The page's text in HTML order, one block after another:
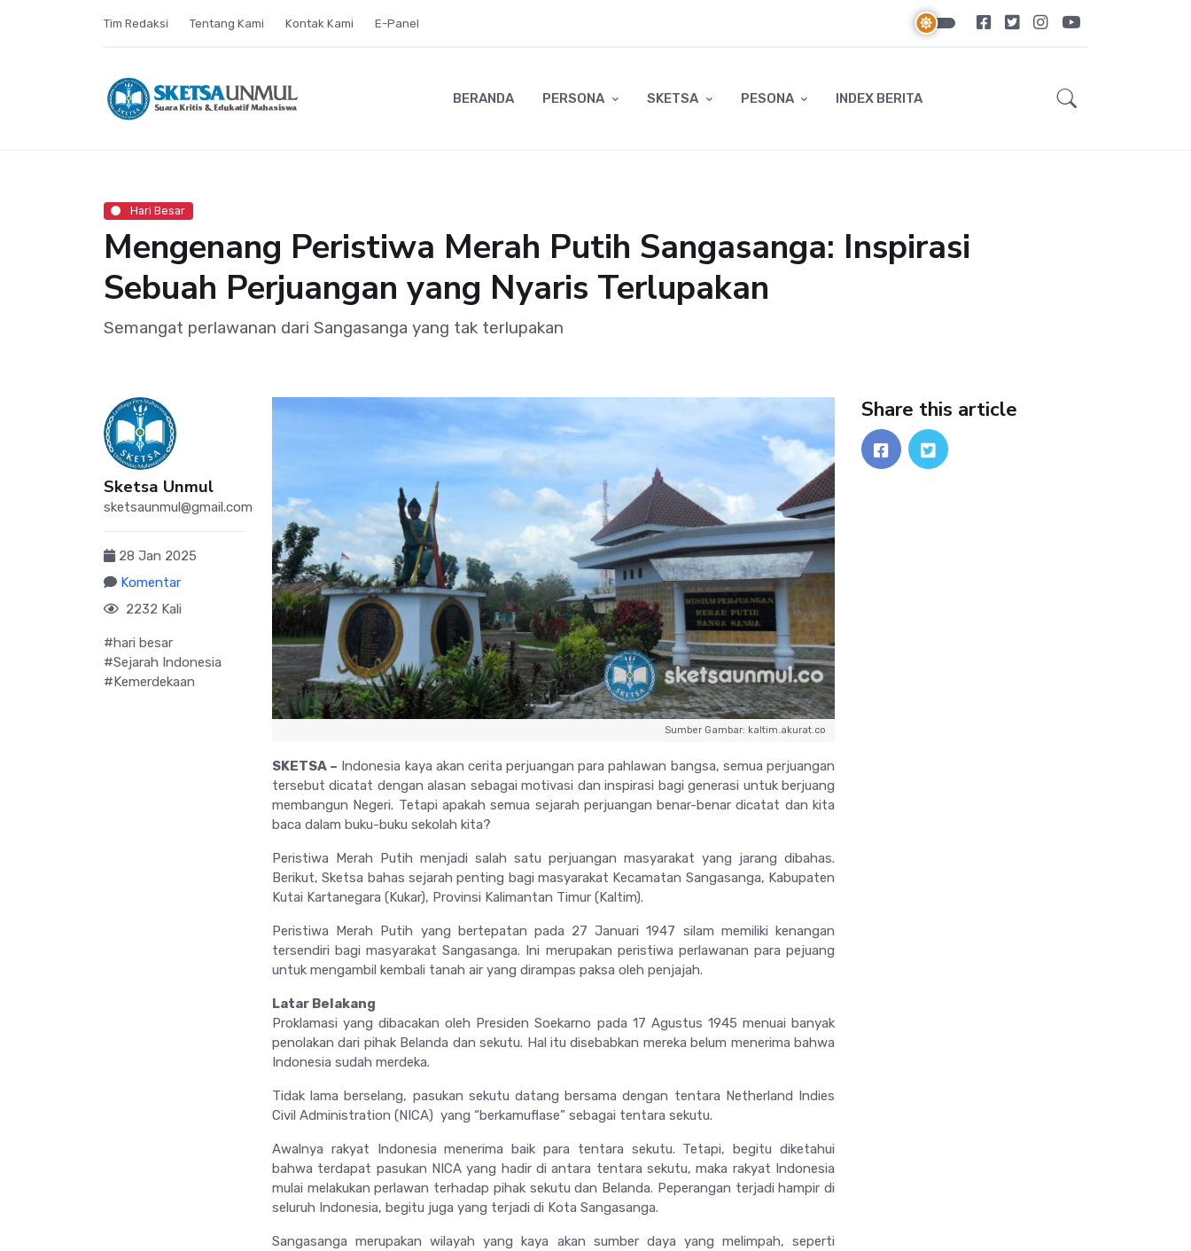
Tim Redaksi Tentang Kami Kontak Kami E-Panel
BERANDA PERSONA SKETSA PESONA INDEX BERITA
Hari Besar
Mengenang Peristiwa Merah Putih Sangasanga: Inspirasi
Sebuah Perjuangan yang Nyaris Terlupakan
Semangat perlawanan dari Sangasanga yang tak terlupakan
Sketsa Unmul
sketsaunmul@gmail.com
28 Jan 2025
Komentar
2232 Kali
#hari besar
#Sejarah Indonesia
#Kemerdekaan
Sumber Gambar: kaltim.akurat.co
SKETSA – Indonesia kaya akan cerita perjuangan para pahlawan bangsa, semua perjuangan
tersebut dicatat dengan alasan sebagai motivasi dan inspirasi bagi generasi untuk berjuang
membangun Negeri. Tetapi apakah semua sejarah perjuangan benar-benar dicatat dan kita
baca dalam buku-buku sekolah kita?
Peristiwa Merah Putih menjadi salah satu perjuangan masyarakat yang jarang dibahas.
Berikut,Sketsa bahas sejarah penting bagi masyarakat Kecamatan Sangasanga, Kabupaten
Kutai Kartanegara (Kukar), Provinsi Kalimantan Timur (Kaltim).
Peristiwa Merah Putih yang bertepatan pada 27 Januari 1947 silam memiliki kenangan
tersendiri bagi masyarakat Sangasanga. Ini merupakan peristiwa perlawanan para pejuang
untuk mengambil kembali tanah air yang dirampas paksa oleh penjajah.
Latar Belakang
Proklamasi yang dibacakan oleh Presiden Soekarno pada 17 Agustus 1945 menuai banyak
penolakan dari pihak Belanda dan sekutu. Hal itu disebabkan mereka belum menerima bahwa
Indonesia sudah merdeka.
Tidak lama berselang, pasukan sekutu datang bersama dengan tentara Netherland Indies
Civil Administration (NICA) yang “berkamuflase” sebagai tentara sekutu.
Awalnya rakyat Indonesia menerima baik para tentara sekutu. Tetapi, begitu diketahui
bahwa terdapat pasukan NICA yang hadir di antara tentara sekutu, maka rakyat Indonesia
mulai melakukan perlawan terhadap pihak sekutu dan Belanda. Peperangan terjadi hampir di
seluruh Indonesia, begitu juga yang terjadi di Kota Sangasanga.
Sangasanga merupakan wilayah yang kaya akan sumber daya yang melimpah, seperti
Share this article